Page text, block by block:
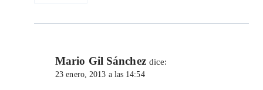
Mario Gil Sánchez dice:
23 enero, 2013 a las 14:54